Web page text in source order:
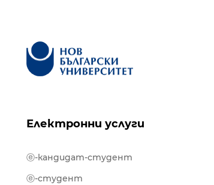
Електронни услуги
ⓔ-кандидат-студент
ⓔ-студент